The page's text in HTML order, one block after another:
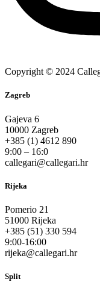
Copyright © 2024
Zagreb
Gajeva 6
10000 Zagreb
+385 (1) 4612 890
9:00 – 16:0
callegari@callegari.hr
Rijeka
Pomerio 21
51000 Rijeka
+385 (51) 330 594
9:00-16:00
rijeka@callegari.hr
Split